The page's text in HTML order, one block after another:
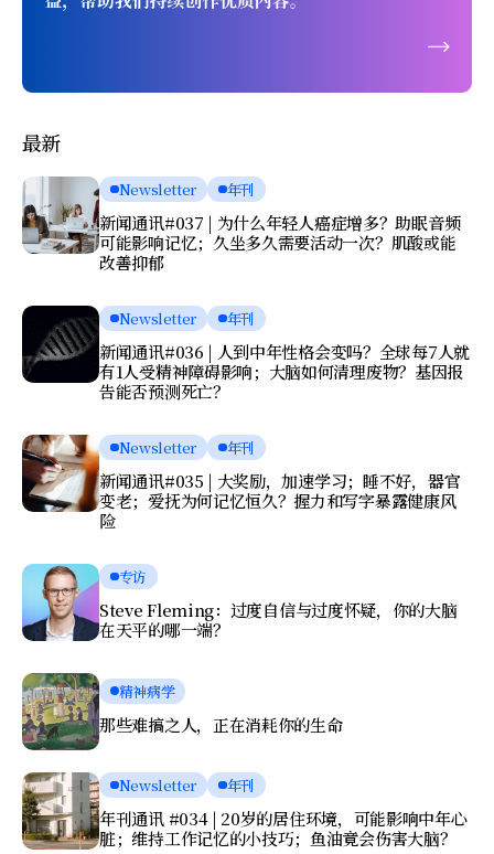
最新
Newsletter 年刊
新闻通讯#037 | 为什么年轻人癌症增多？助眠音频
可能影响记忆；久坐多久需要活动一次？肌酸或能
改善抑郁
Newsletter 年刊
新闻通讯#036 | 人到中年性格会变吗？全球每7人就
有1人受精神障碍影响；大脑如何清理废物？基因报
告能否预测死亡？
Newsletter 年刊
新闻通讯#035 | 大奖励，加速学习；睡不好，器官
变老；爱抚为何记忆恒久？握力和写字暴露健康风
险
专访
Steve Fleming：过度自信与过度怀疑，你的大脑
在天平的哪一端？
精神病学
那些难搞之人，正在消耗你的生命
Newsletter 年刊
年刊通讯 #034 | 20岁的居住环境，可能影响中年心
脏；维持工作记忆的小技巧；鱼油竟会伤害大脑？